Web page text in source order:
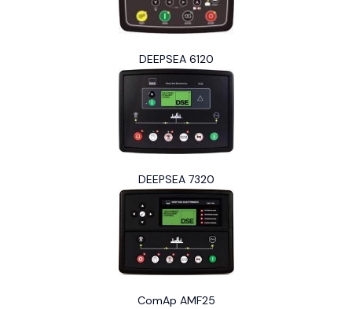
DEEPSEA 6120
DEEPSEA 7320
ComAp AMF25